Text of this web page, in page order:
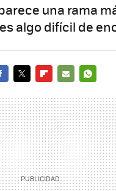
una rama
algo difícil de
MAIL